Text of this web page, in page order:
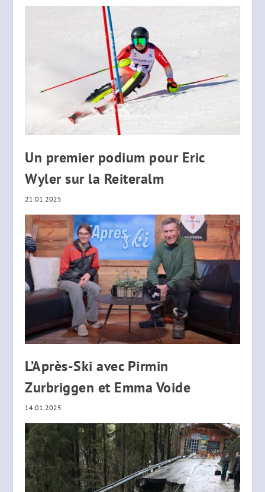
Un premier podium pour Eric
Wyler sur la Reiteralm
21.01.2025
L’Après-Ski avec Pirmin
Zurbriggen et Emma Voide
14.01.2025